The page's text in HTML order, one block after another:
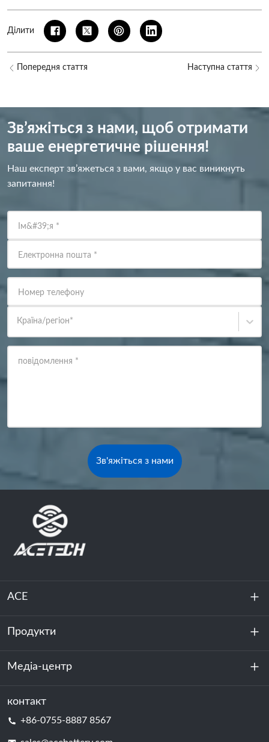
Ділити
Попередня стаття Наступна стаття
Зв’яжіться з нами, щоб отримати
ваше енергетичне рішення!
Наш експерт зв’яжеться з вами, якщо у вас виникнуть
запитання!
Ім&#39;я *
Електронна пошта *
Номер телефону
Країна/регіон*
повідомлення *
Зв'яжіться з нами
ACE
Про нас
Стійкість
Продукти
Зберігання енергії
Центр обробки даних та серверна кімната
Медіа-центр
Новини
контакт
+86-0755-8887 8567